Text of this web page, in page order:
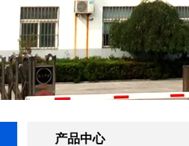
产品中心